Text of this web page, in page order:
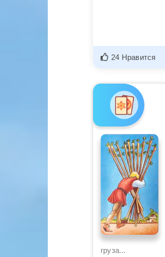
24 Нравится
груза...